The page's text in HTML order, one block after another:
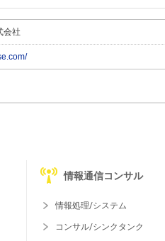
会社
情報通信コンサル
情報処理/システム
コンサル/シンクタンク